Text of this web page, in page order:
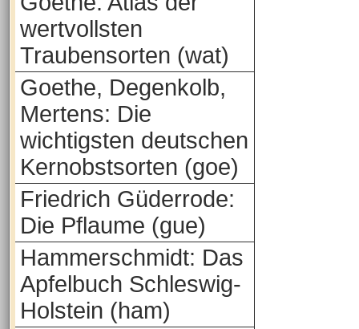
wertvollsten
Traubensorten (wat)
Goethe, Degenkolb,
Mertens: Die
wichtigsten deutschen
Kernobstsorten (goe)
Friedrich Güderrode:
Die Pflaume (gue)
Hammerschmidt: Das
Apfelbuch Schleswig-
Holstein (ham)